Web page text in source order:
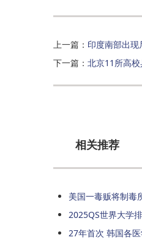
上一篇： 印度南部出
下一篇： 北京11所高
相关推荐
美国一毒贩将制毒
2025QS世界大学
27年首次 韩国各